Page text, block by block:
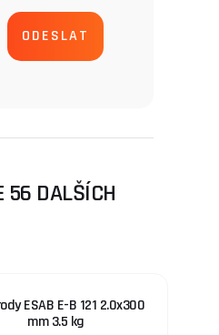
56 DALŠÍCH
ESAB E-B 121 2.0x300
mm 3.5 kg